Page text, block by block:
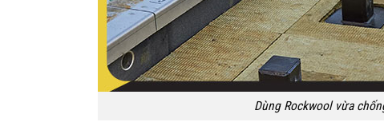
Dùng Rockwool vừa